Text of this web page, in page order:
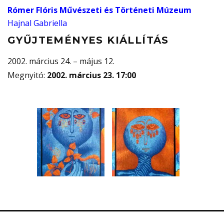
Rómer Flóris Művészeti és Történeti Múzeum
Hajnal Gabriella
GYŰJTEMÉNYES KIÁLLÍTÁS
2002. március 24. – május 12.
Megnyitó: 2002. március 23. 17:00